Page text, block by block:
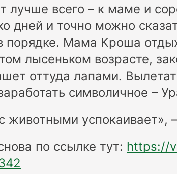
лучше всего – к маме и
дней и точно можно
порядке. Мама Кроша
лысеньком возрасте,
оттуда лапами.
символичное –
животными успокаивает»,
по ссылке тут: https://